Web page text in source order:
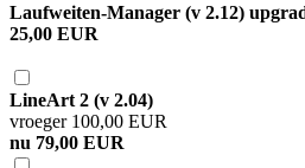
Laufweiten-Manager (v 2.12)
25,00 EUR
LineArt 2 (v 2.04)
vroeger 100,00 EUR
nu 79,00 EUR